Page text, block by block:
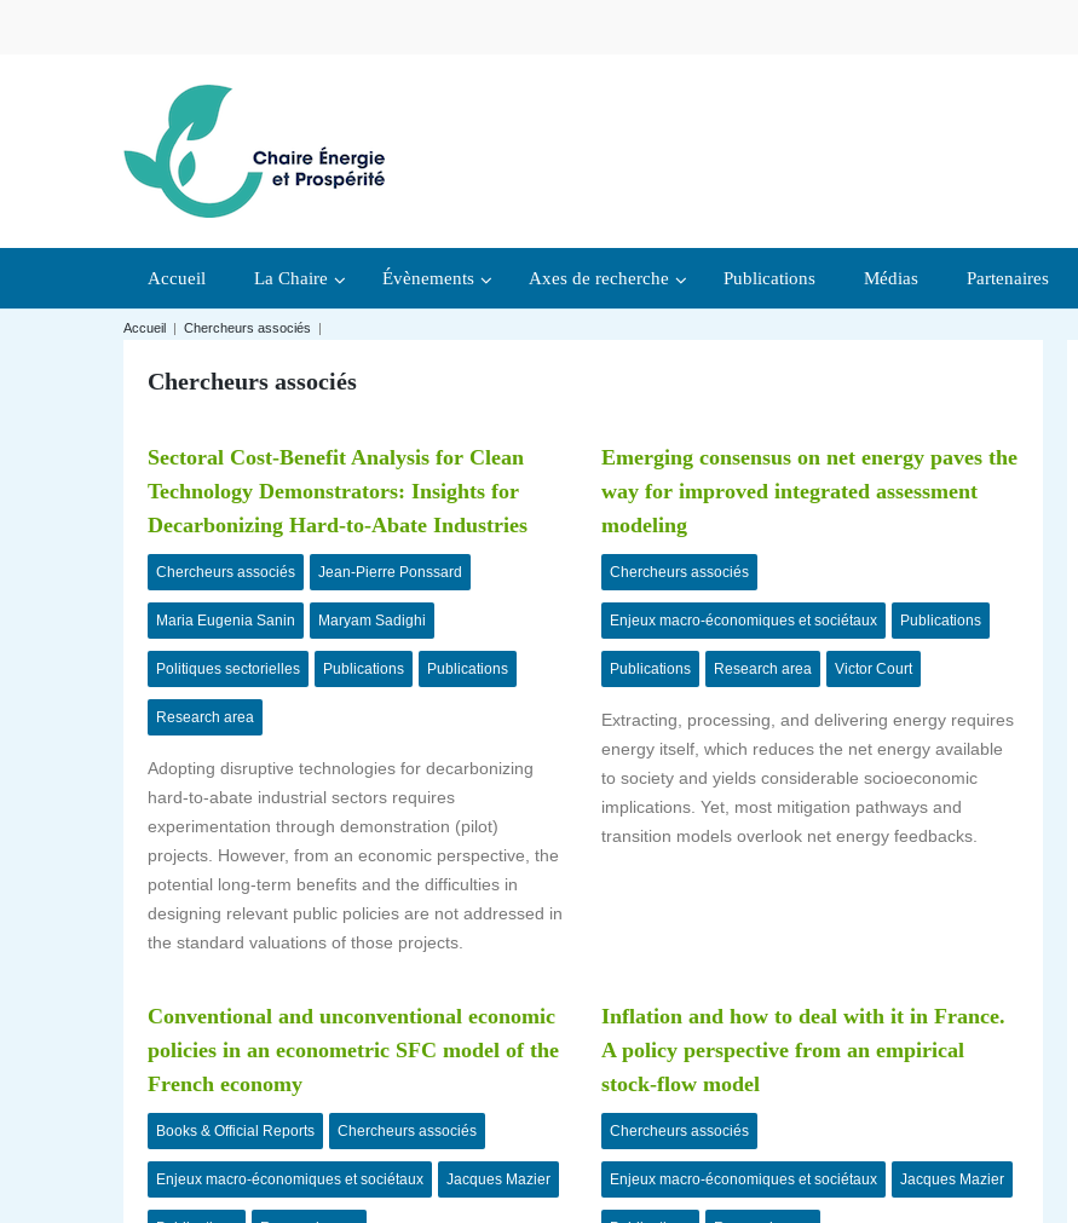
Accueil La Chaire Évènements Axes de recherche Publications Médias Partenaires
Accueil | Chercheurs associés |
Chercheurs associés
Sectoral Cost-Benefit Analysis for Clean
Technology Demonstrators: Insights for
Decarbonizing Hard-to-Abate Industries
Chercheurs associés Jean-Pierre Ponssard
Maria Eugenia Sanin Maryam Sadighi
Politiques sectorielles Publications Publications
Research area
Adopting disruptive technologies for decarbonizing
hard-to-abate industrial sectors requires
experimentation through demonstration (pilot)
projects. However, from an economic perspective, the
potential long-term benefits and the difficulties in
designing relevant public policies are not addressed in
the standard valuations of those projects.
Emerging consensus on net energy paves the
way for improved integrated assessment
modeling
Chercheurs associés
Enjeux macro-économiques et sociétaux Publications
Publications Research area Victor Court
Extracting, processing, and delivering energy requires
energy itself, which reduces the net energy available
to society and yields considerable socioeconomic
implications. Yet, most mitigation pathways and
transition models overlook net energy feedbacks.
Conventional and unconventional economic
policies in an econometric SFC model of the
French economy
Books & Official Reports Chercheurs associés
Enjeux macro-économiques et sociétaux Jacques Mazier
Inflation and how to deal with it in France.
A policy perspective from an empirical
stock-flow model
Chercheurs associés
Enjeux macro-économiques et sociétaux Jacques Mazier